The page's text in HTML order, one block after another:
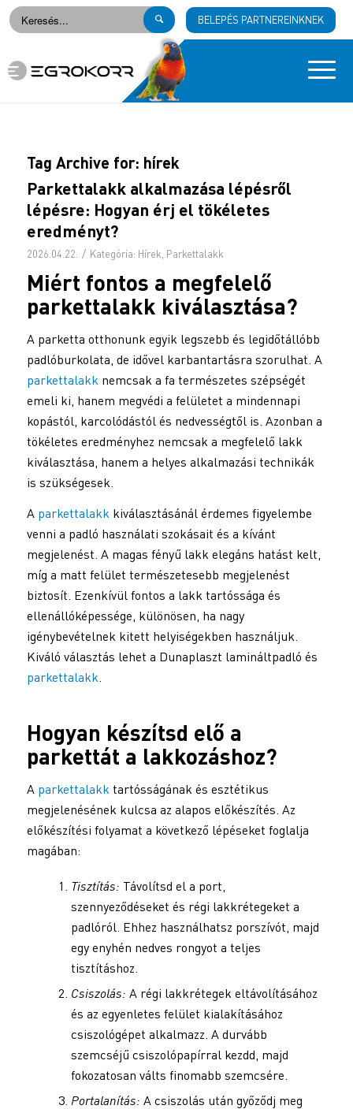
BELEPÉS PARTNEREINKNEK
Tag Archive for: hírek
Parkettalakk alkalmazása lépésről
lépésre: Hogyan érj el tökéletes
eredményt?
2026.04.22. / Kategória: Hírek Parkettalakk
Miért fontos a megfelelő
parkettalakk kiválasztása?
A parketta otthonunk egyik legszebb és legidőtállóbb
padlóburkolata, de idővel karbantartásra szorulhat. A
parkettalakk nemcsak a fa természetes szépségét
emeli ki, hanem megvédi a felületet a mindennapi
kopástól, karcolódástól és nedvességtől is. Azonban a
tökéletes eredményhez nemcsak a megfelelő lakk
kiválasztása, hanem a helyes alkalmazási technikák
is szükségesek.
A parkettalakkkiválasztásánál érdemes figyelembe
venni a padló használati szokásait és a kívánt
megjelenést. A magas fényű lakk elegáns hatást kelt,
míg a matt felület természetesebb megjelenést
biztosít. Ezenkívül fontos a lakk tartóssága és
ellenállóképessége, különösen, ha nagy
igénybevételnek kitett helyiségekben használjuk.
Kiváló választás lehet a Dunaplaszt lamináltpadló és
parkettalakk.
Hogyan készítsd elő a
parkettát a lakkozáshoz?
A parkettalakk tartósságának és esztétikus
megjelenésének kulcsa az alapos előkészítés. Az
előkészítési folyamat a következő lépéseket foglalja
magában:
Tisztítás: Távolítsd el a port,
szennyeződéseket és régi lakkrétegeket a
padlóról. Ehhez használhatsz porszívót, majd
egy enyhén nedves rongyot a teljes
tisztításhoz.
Csiszolás: A régi lakkrétegek eltávolításához
és az egyenletes felület kialakításához
csiszológépet alkalmazz. A durvább
szemcséjű csiszolópapírral kezdd, majd
fokozatosan válts finomabb szemcsére.
Portalanítás: A csiszolás után győződj meg